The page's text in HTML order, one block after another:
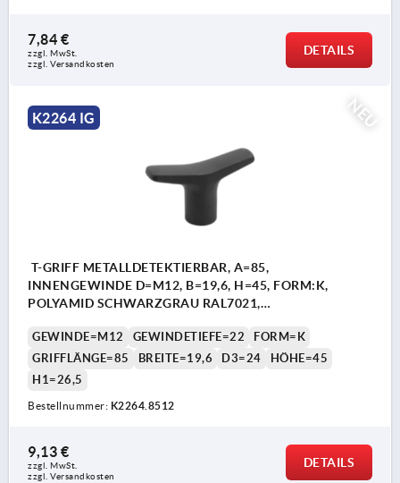
7,84 €
zzgl. MwSt.
zzgl. Versandkosten
DETAILS
NEU
K2264 IG
T-GRIFF METALLDETEKTIERBAR, A=85,
INNENGEWINDE D=M12, B=19,6, H=45, FORM:K,
POLYAMID SCHWARZGRAU RAL7021,
GEWINDE=M12 GEWINDETIEFE=22
FORM=K
GRIFFLÄNGE=85
BREITE=19,6 D3=24
HÖHE=45
H1=26,5
Bestellnummer: K2264.8512
9,13 €
zzgl. MwSt.
zzgl. Versandkosten
DETAILS